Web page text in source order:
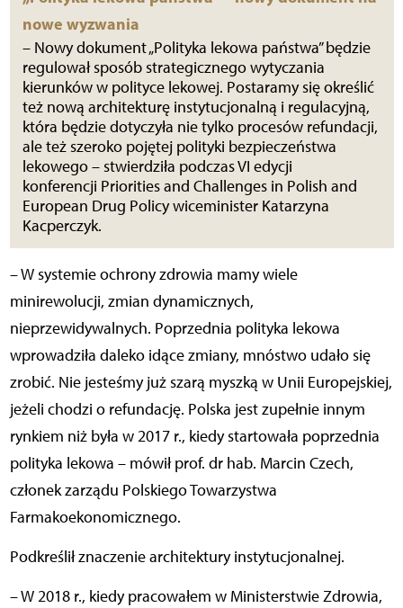
nowe wyzwania
– Nowy dokument „Polityka lekowa państwa” będzie
regulował sposób strategicznego wytyczania
kierunków w polityce lekowej. Postaramy się określić
też nową architekturę instytucjonalną i regulacyjną,
która będzie dotyczyła nie tylko procesów refundacji,
ale też szeroko pojętej polityki bezpieczeństwa
lekowego – stwierdziła podczas VI edycji
konferencji Priorities and Challenges in Polish and
European Drug Policy wiceminister Katarzyna
Kacperczyk.
– W systemie ochrony zdrowia mamy wiele
minirewolucji, zmian dynamicznych,
nieprzewidywalnych. Poprzednia polityka lekowa
wprowadziła daleko idące zmiany, mnóstwo udało się
zrobić. Nie jesteśmy już szarą myszką w Unii Europejskiej,
jeżeli chodzi o refundację. Polska jest zupełnie innym
rynkiem niż była w 2017 r., kiedy startowała poprzednia
polityka lekowa – mówił prof. dr hab. Marcin Czech,
członek zarządu Polskiego Towarzystwa
Farmakoekonomicznego.
Podkreślił znaczenie architektury instytucjonalnej.
– W 2018 r., kiedy pracowałem w Ministerstwie Zdrowia,